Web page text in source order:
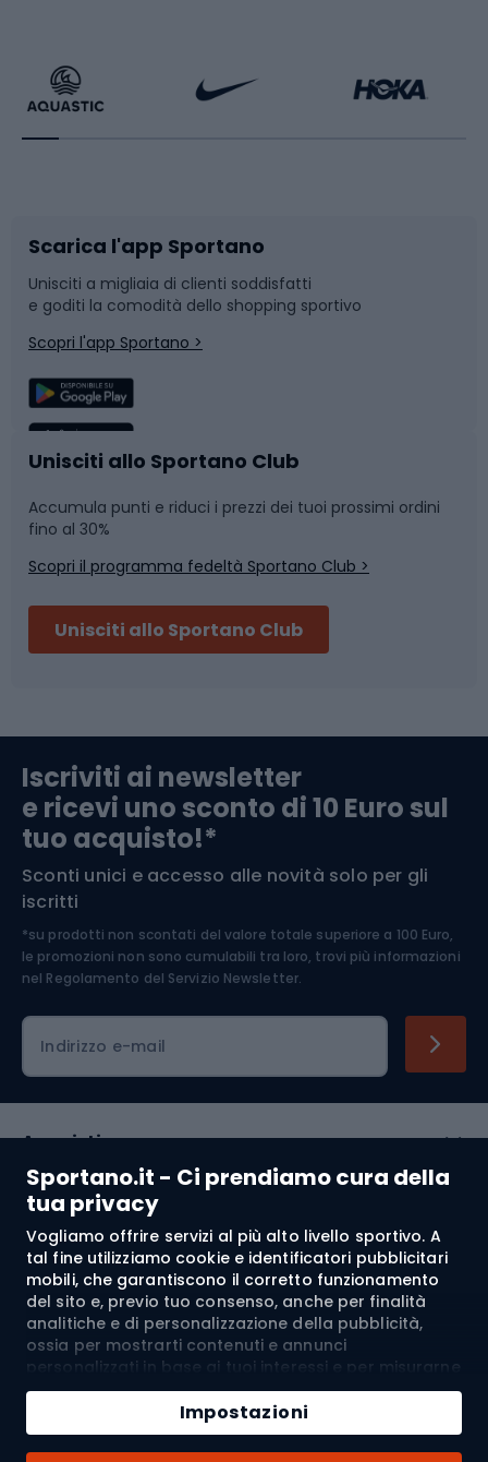
Sportano.it - Ci prendiamo cura della
tua privacy
Vogliamo offrire servizi al più alto livello sportivo. A
tal fine utilizziamo cookie e identificatori pubblicitari
mobili, che garantiscono il corretto funzionamento
del sito e, previo tuo consenso, anche per finalità
analitiche e di personalizzazione della pubblicità,
ossia per mostrarti contenuti e annunci
personalizzati in base ai tuoi interessi e per misurarne
l’efficacia. I cookie e gli identificatori pubblicitari
mobili possono essere utilizzati sia per attività
pubblicitarie personalizzate sia non personalizzate, a
seconda dei consensi da te espressi. Se clicchi su
Impostazioni
Quantità
Aggiungi al carrello
Bikepacking
Bushcraft
Corsa
Sport di squadra
Caschi da ciclismo
Skitouring
Abbigliamento da escursionismo
Sport con le racchette
Slitte e slittini
Snowboard
Camminata nordica
Nuoto
Pattinaggio
Componenti per biciclette
Arrampicata
Medicina dello sport
Abbigliamento ciclistico
Scarica l'app Sportano
Unisciti a migliaia di clienti soddisfatti
e goditi la comodità dello shopping sportivo
Scopri l'app Sportano >
Unisciti allo Sportano Club
Accumula punti e riduci i prezzi dei tuoi prossimi ordini
fino al 30%
Scopri il programma fedeltà Sportano Club >
Unisciti allo Sportano Club
Iscriviti ai newsletter
e ricevi uno sconto di 10 Euro sul
tuo acquisto!*
Sconti unici e accesso alle novità solo per gli
iscritti
*su prodotti non scontati del valore totale superiore a 100 Euro,
le promozioni non sono cumulabili tra loro, trovi più informazioni
nel Regolamento del Servizio Newsletter.
Indirizzo e-mail
Acquisti
Servizio clienti
Regolamento
Chi siamo
© 2026 Sportano